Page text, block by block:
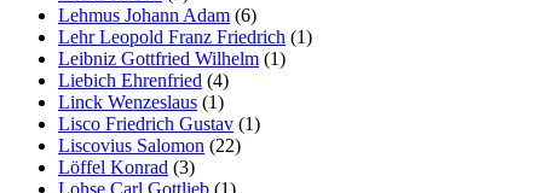
Lehmus Johann Adam (6)
Lehr Leopold Franz Friedrich (1)
Leibniz Gottfried Wilhelm (1)
Liebich Ehrenfried (4)
Linck Wenzeslaus (1)
Lisco Friedrich Gustav (1)
Liscovius Salomon (22)
Löffel Konrad (3)
Lohse Carl Gottlieb (1)